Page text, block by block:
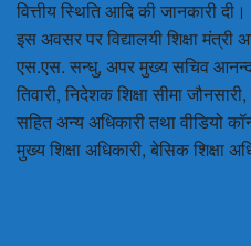
वित्तीय स्थिति आदि की जानकारी दी।
इस अवसर पर विद्यालयी शिक्षा मंत्री
एस.एस. सन्धु, अपर मुख्य सचिव आनन्द
तिवारी, निदेशक शिक्षा सीमा
सहित अन्य अधिकारी तथा वीडियो
मुख्य शिक्षा अधिकारी, बेसिक शिक्षा